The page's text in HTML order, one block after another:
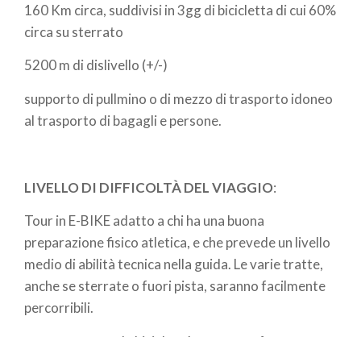
160 Km circa, suddivisi in 3gg di bicicletta di cui 60%
circa su sterrato
5200 m di dislivello (+/-)
supporto di pullmino o di mezzo di trasporto idoneo
al trasporto di bagagli e persone.
LIVELLO DI DIFFICOLTÀ DEL VIAGGIO:
Tour in E-BIKE adatto a chi ha una buona
preparazione fisico atletica, e che prevede un livello
medio di abilità tecnica nella guida. Le varie tratte,
anche se sterrate o fuori pista, saranno facilmente
percorribili.